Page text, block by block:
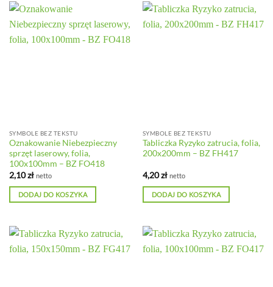
SYMBOLE BEZ TEKSTU
Oznakowanie Niebezpieczny
sprzęt laserowy, folia,
100x100mm – BZ FO418
2,10zł netto
DODAJ DO KOSZYKA
SYMBOLE BEZ TEKSTU
Tabliczka Ryzyko zatrucia, folia,
200x200mm – BZ FH417
4,20zł netto
DODAJ DO KOSZYKA